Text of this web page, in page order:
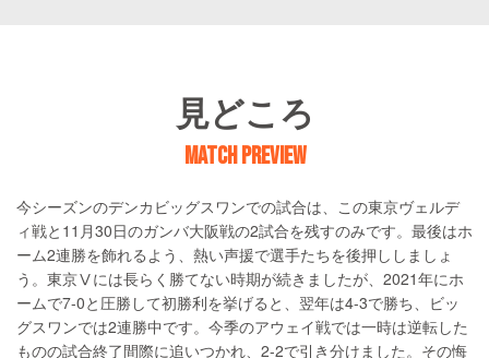
見どころ
MATCH PREVIEW
今シーズンのデンカビッグスワンでの試合は、この東京ヴェルデ
ィ戦と11月30日のガンバ大阪戦の2試合を残すのみです。最後はホ
ーム2連勝を飾れるよう、熱い声援で選手たちを後押ししましょ
う。東京Ⅴには長らく勝てない時期が続きましたが、2021年にホ
ームで7-0と圧勝して初勝利を挙げると、翌年は4-3で勝ち、ビッ
グスワンでは2連勝中です。今季のアウェイ戦では一時は逆転した
ものの試合終了間際に追いつかれ、2-2で引き分けました。その悔